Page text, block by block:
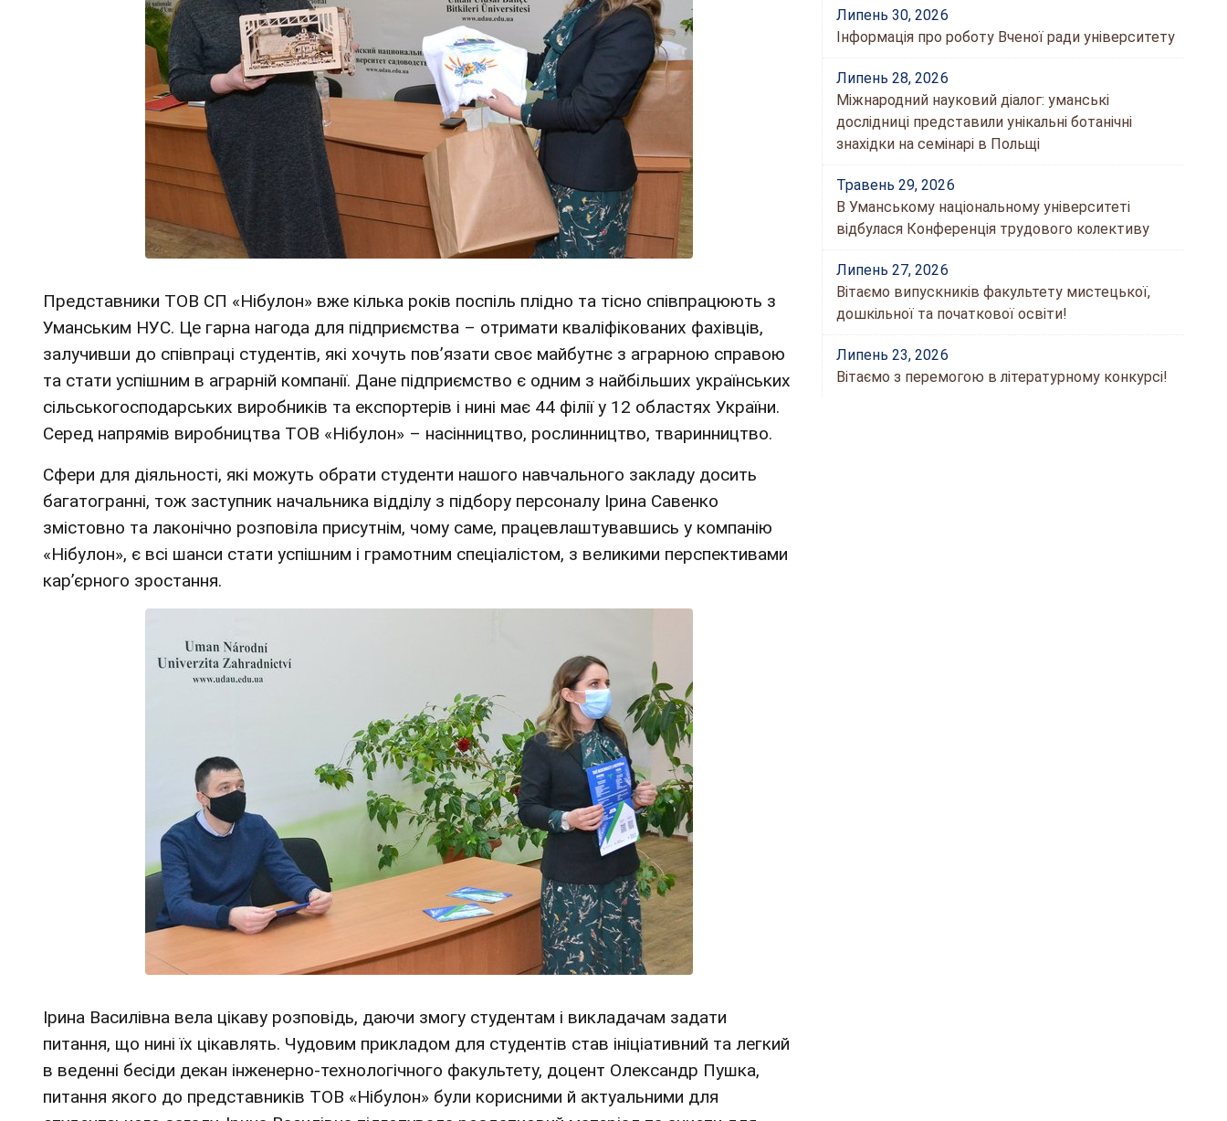
Представники ТОВ СП «Нібулон» вже кілька років поспіль плідно та тісно співпрацюють з
Уманським НУС. Це гарна нагода для підприємства – отримати кваліфікованих фахівців,
залучивши до співпраці студентів, які хочуть пов’язати своє майбутнє з аграрною справою
та стати успішним в аграрній компанії. Дане підприємство є одним з найбільших українських
сільськогосподарських виробників та експортерів і нині має 44 філії у 12 областях України.
Серед напрямів виробництва ТОВ «Нібулон» – насінництво, рослинництво, тваринництво.
Сфери для діяльності, які можуть обрати студенти нашого навчального закладу досить
багатогранні, тож заступник начальника відділу з підбору персоналу Ірина Савенко
змістовно та лаконічно розповіла присутнім, чому саме, працевлаштувавшись у компанію
«Нібулон», є всі шанси стати успішним і грамотним спеціалістом, з великими перспективами
кар’єрного зростання.
Ірина Василівна вела цікаву розповідь, даючи змогу студентам і викладачам задати
питання, що нині їх цікавлять. Чудовим прикладом для студентів став ініціативний та легкий
в веденні бесіди декан інженерно-технологічного факультету, доцент Олександр Пушка,
питання якого до представників ТОВ «Нібулон» були корисними й актуальними для
Липень 30, 2026
Інформація про роботу Вченої ради університету
Липень 28, 2026
Міжнародний науковий діалог: уманські
дослідниці представили унікальні ботанічні
знахідки на семінарі в Польщі
Травень 29, 2026
В Уманському національному університеті
відбулася Конференція трудового колективу
Липень 27, 2026
Вітаємо випускників факультету мистецької,
дошкільної та початкової освіти!
Липень 23, 2026
Вітаємо з перемогою в літературному конкурсі!